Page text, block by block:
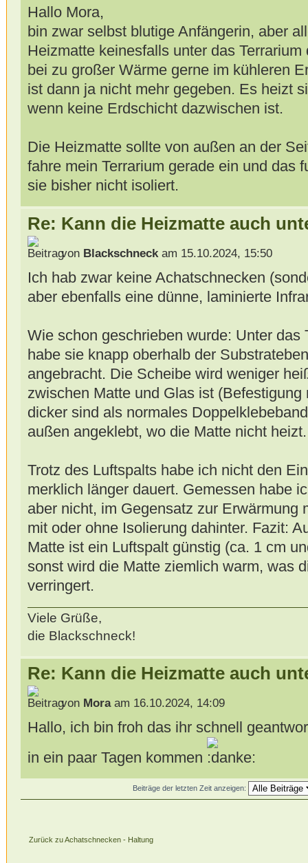
Hallo Mora,
bin zwar selbst blutige Anfängerin, aber
Heizmatte keinesfalls unter das
bei zu großer Wärme gerne im kühleren
ist dann ja nicht mehr gegeben. Es heizt
wenn keine Erdschicht dazwischen ist.
Die Heizmatte sollte von außen an der
fahre mein Terrarium gerade ein und das
sie bisher nicht isoliert.
Re: Kann die Heizmatte auch
von Blackschneckam 15.10.2024, 15:50
Ich hab zwar keine Achatschnecken
aber ebenfalls eine dünne, laminierte
Wie schon geschrieben wurde: Unter das
habe sie knapp oberhalb der
angebracht. Die Scheibe wird weniger
zwischen Matte und Glas ist
dicker sind als normales
außen angeklebt, wo die Matte nicht heizt.
Trotz des Luftspalts habe ich nicht den
merklich länger dauert. Gemessen habe
aber nicht, im Gegensatz zur Erwärmung
mit oder ohne Isolierung dahinter. Fazit:
Matte ist ein Luftspalt günstig (ca. 1 cm
sonst wird die Matte ziemlich warm, was
verringert.
Viele Grüße,
die Blackschneck!
Re: Kann die Heizmatte auch
von Moraam 16.10.2024, 14:09
Hallo, ich bin froh das ihr schnell
in ein paar Tagen kommen
Beiträge der letzten Zeit anzeigen:
Zurück zu Achatschnecken - Haltung